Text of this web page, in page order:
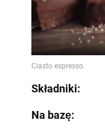
Składniki:
Na bazę: